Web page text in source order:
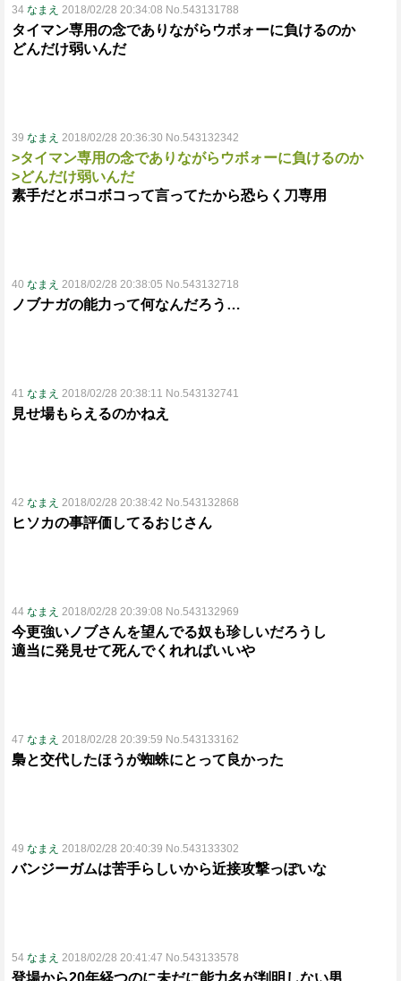
34 なまえ 2018/02/28 20:34:08 No.543131788
タイマン専用の念でありながらウボォーに負けるのか
どんだけ弱いんだ
39 なまえ 2018/02/28 20:36:30 No.543132342
>タイマン専用の念でありながらウボォーに負けるのか
>どんだけ弱いんだ
素手だとボコボコって言ってたから恐らく刀専用
40 なまえ 2018/02/28 20:38:05 No.543132718
ノブナガの能力って何なんだろう…
41 なまえ 2018/02/28 20:38:11 No.543132741
見せ場もらえるのかねえ
42 なまえ 2018/02/28 20:38:42 No.543132868
ヒソカの事評価してるおじさん
44 なまえ 2018/02/28 20:39:08 No.543132969
今更強いノブさんを望んでる奴も珍しいだろうし
適当に発見せて死んでくれればいいや
47 なまえ 2018/02/28 20:39:59 No.543133162
梟と交代したほうが蜘蛛にとって良かった
49 なまえ 2018/02/28 20:40:39 No.543133302
バンジーガムは苦手らしいから近接攻撃っぽいな
54 なまえ 2018/02/28 20:41:47 No.543133578
登場から20年経つのに未だに能力名が判明しない男